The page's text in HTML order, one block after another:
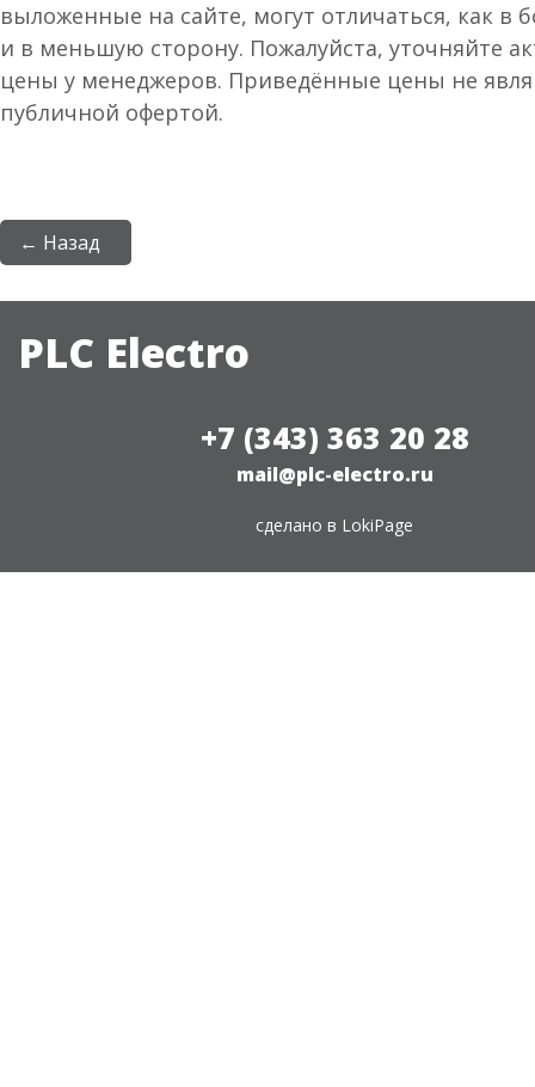
выложенные на сайте, могут отличаться, как в
и в меньшую сторону. Пожалуйста, уточняйте
цены у менеджеров. Приведённые цены не
публичной офертой.
← Назад
PLC Electro
+7 (343) 363 20 28
mail@plc-electro.ru
сделано в LokiPage